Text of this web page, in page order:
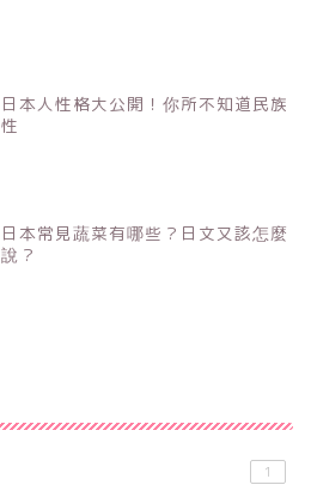
日本人性格大公開！你所不知道民族
性
日本常見蔬菜有哪些？日文又該怎麼
說？
1